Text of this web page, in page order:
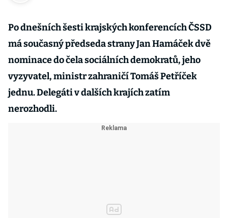
Po dnešních šesti krajských konferencích ČSSD
má současný předseda strany Jan Hamáček dvě
nominace do čela sociálních demokratů, jeho
vyzyvatel, ministr zahraničí Tomáš Petříček
jednu. Delegáti v dalších krajích zatím
nerozhodli.